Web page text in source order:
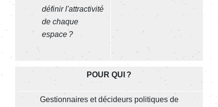
définir l'attractivité
de chaque
espace ?
POUR QUI ?
Gestionnaires et décideurs politiques de